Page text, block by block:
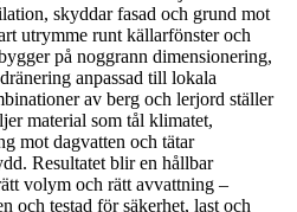
skyddar fasad och grund mot
utrymme runt källarfönster och
på noggrann dimensionering,
anpassad till lokala
av berg och lerjord ställer
material som tål klimatet,
mot dagvatten och tätar
Resultatet blir en hållbar
volym och rätt avvattning –
och testad för säkerhet, last och